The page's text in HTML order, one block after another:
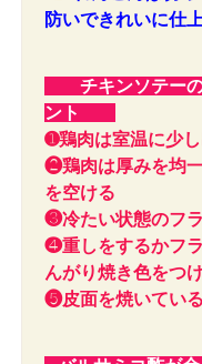
防いできれいに仕
チキンソテー
ント
➊鶏肉は室温に少し
❷鶏肉は厚みを均
を空ける
❸冷たい状態のフ
❹重しをするかフ
んがり焼き色をつ
❺皮面を焼いてい